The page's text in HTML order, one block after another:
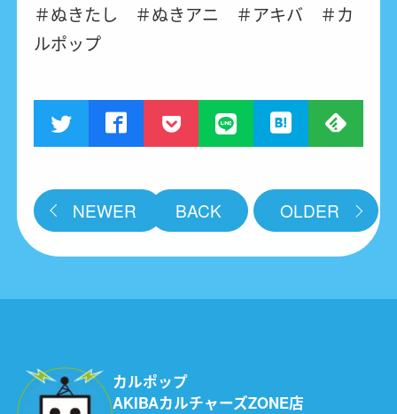
＃ぬきたし ＃ぬきアニ ＃アキバ ＃カ
ルポップ
NEWER BACK OLDER
カルポップ
AKIBAカルチャーズZONE店